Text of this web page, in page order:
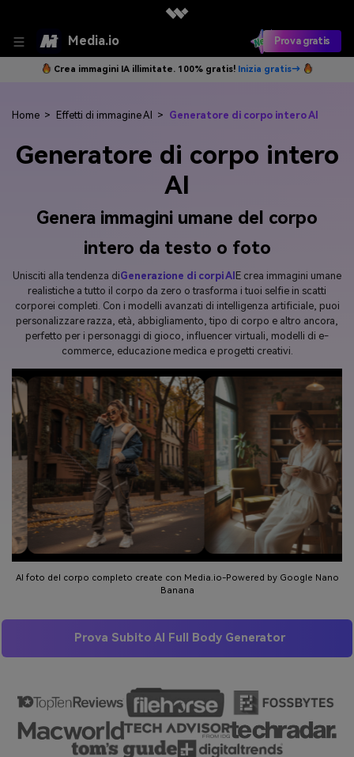
Media.io Prova gratis
Crea immagini IA illimitate. 100% gratis! Inizia gratis→
Home > Effetti di immagine AI > Generatore di corpo intero AI
Generatore di corpo intero
AI
Genera immagini umane del corpo
intero da testo o foto
Unisciti alla tendenza diGenerazione di corpi AI E crea immagini umane
realistiche a tutto il corpo da zero o trasforma i tuoi selfie in scatti
corporei completi. Con i modelli avanzati di intelligenza artificiale, puoi
personalizzare razza, età, abbigliamento, tipo di corpo e altro ancora,
perfetto per i personaggi di gioco, influencer virtuali, modelli di e-
commerce, educazione medica e progetti creativi.
AI foto del corpo completo create con Media.io-Powered by Google Nano
Banana
Prova Subito AI Full Body Generator